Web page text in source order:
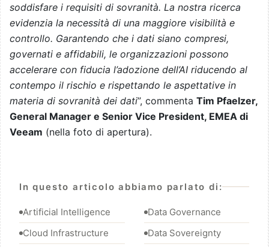
soddisfare i requisiti di sovranità. La nostra ricerca
evidenzia la necessità di una maggiore visibilità e
controllo. Garantendo che i dati siano compresi,
governati e affidabili, le organizzazioni possono
accelerare con fiducia l’adozione dell’AI riducendo al
contempo il rischio e rispettando le aspettative in
materia di sovranità dei dati”, commenta Tim Pfaelzer,
General Manager e Senior Vice President, EMEA di
Veeam (nella foto di apertura).
In questo articolo abbiamo parlato di:
Artificial Intelligence
Cloud Infrastructure
Data Governance
Data Sovereignty